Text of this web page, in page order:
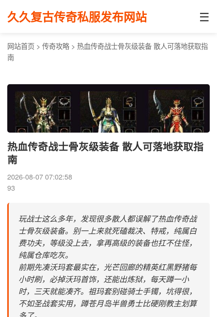
久久复古传奇私服发布网站 ☰
网站首页 > 传奇攻略 > 热血传奇战士骨灰级装备 散人可落地获取指
南
热血传奇战士骨灰级装备 散人可落地获取指
南
2026-08-07 07:02:58
93
玩战士这么多年，发现很多散人都误解了热血传奇战
士骨灰级装备。别一上来就死磕裁决、特戒，纯属白
费功夫，等级没上去，拿再高级的装备也扛不住怪，
纯属仓库吃灰。
前期先凑沃玛套最实在，光芒回廊的精英红黑野猪每
小时刷，必掉沃玛首饰，还能出炼狱，每天蹲一小
时，三天就能凑齐。祖玛套别碰骑士手镯，坑得很，
不如圣战套实用，蹲苍月岛半兽勇士比硬刚教主划算